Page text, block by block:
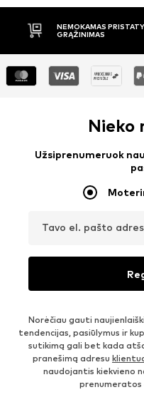
APMOKĖJIMAS
Nieko
Užsiprenumeruok
Tavo el. pašto
Norėčiau gauti
tendencijas, pasiūlymus ir
sutikimą gali bet kada
pranešimą adresu
naudojantis kiekvieno
prenumeratos